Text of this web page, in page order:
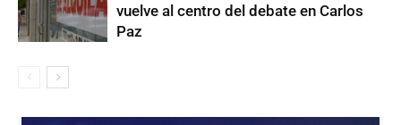
vuelve al centro del debate en Carlos
Paz